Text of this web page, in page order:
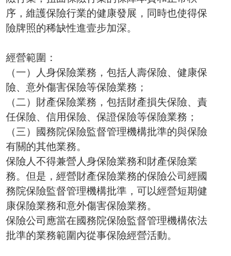
序，維護保險行業的健康發展，同時也使得保
險牌照的稀缺性進壹步加深。
經營範圍：
（一）人身保險業務，包括人壽保險、健康保
險、意外傷害保險等保險業務；
（二）財產保險業務，包括財產損失保險、責
任保險、信用保險、保證保險等保險業務；
（三）國務院保險監督管理機構批準的與保險
有關的其他業務。
保險人不得兼營人身保險業務和財產保險業
務。但是，經營財產保險業務的保險公司經國
務院保險監督管理機構批準，可以經營短期健
康保險業務和意外傷害保險業務。
保險公司應當在國務院保險監督管理機構依法
批準的業務範圍內從事保險經營活動。